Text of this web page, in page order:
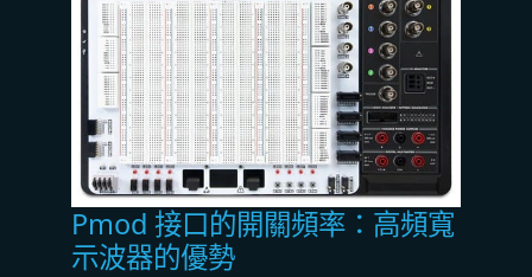
Pmod 接口的開關頻率：高頻寬
示波器的優勢